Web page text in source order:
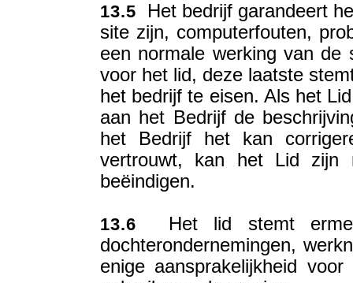
13.5 Het bedrijf garandeert
site zijn, computerfouten,
een normale werking van de
voor het lid, deze laatste
het bedrijf te eisen. Als het
aan het Bedrijf de
het Bedrijf het kan
vertrouwt, kan het Lid zijn
beëindigen.
13.6 Het lid stemt
dochterondernemingen,
enige aansprakelijkheid